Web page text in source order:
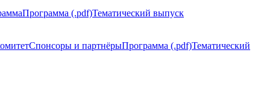
Программа (.pdf)Тематический выпуск
Спонсоры и партнёрыПрограмма (.pdf)Тематический